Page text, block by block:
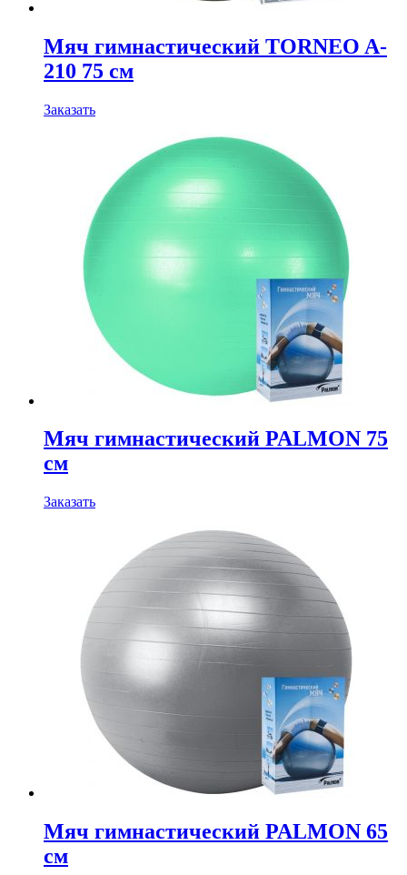
Мяч гимнастический TORNEO A-
210 75 см
Заказать
Мяч гимнастический PALMON 75
см
Заказать
Мяч гимнастический PALMON 65
см